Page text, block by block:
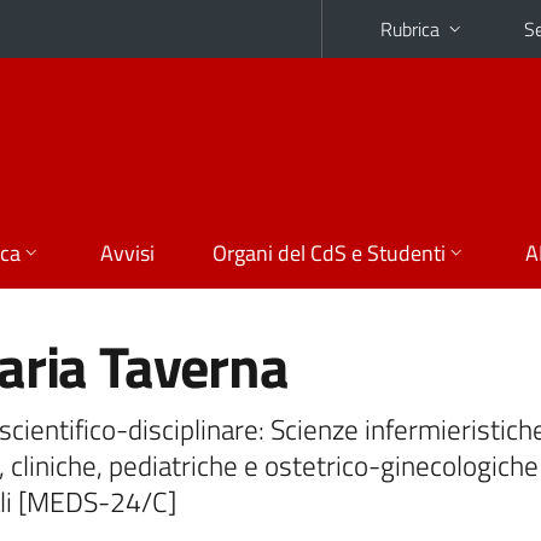
Rubrica
Avvisi Organi del CdS e Studenti
Taverna
disciplinare: Scienze
cliniche, pediatriche e ostetrico-
[MEDS-24/C]